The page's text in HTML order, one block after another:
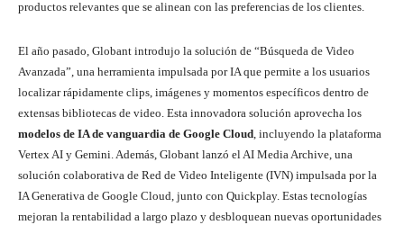
productos relevantes que se alinean con las preferencias de los clientes.
El año pasado, Globant introdujo la solución de “Búsqueda de Video
Avanzada”, una herramienta impulsada por IA que permite a los usuarios
localizar rápidamente clips, imágenes y momentos específicos dentro de
extensas bibliotecas de video. Esta innovadora solución aprovecha los
modelos de IA de vanguardia de Google Cloud, incluyendo la plataforma
Vertex AI y Gemini. Además, Globant lanzó el AI Media Archive, una
solución colaborativa de Red de Video Inteligente (IVN) impulsada por la
IA Generativa de Google Cloud, junto con Quickplay. Estas tecnologías
mejoran la rentabilidad a largo plazo y desbloquean nuevas oportunidades